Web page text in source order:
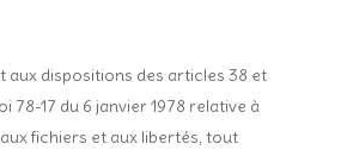
aux dispositions des articles 38 et
78-17 du 6 janvier 1978 relative à
fichiers et aux libertés, tout